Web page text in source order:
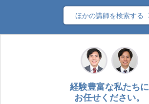
ほかの講師を検索する
経験豊富な私たちに
お任せください。